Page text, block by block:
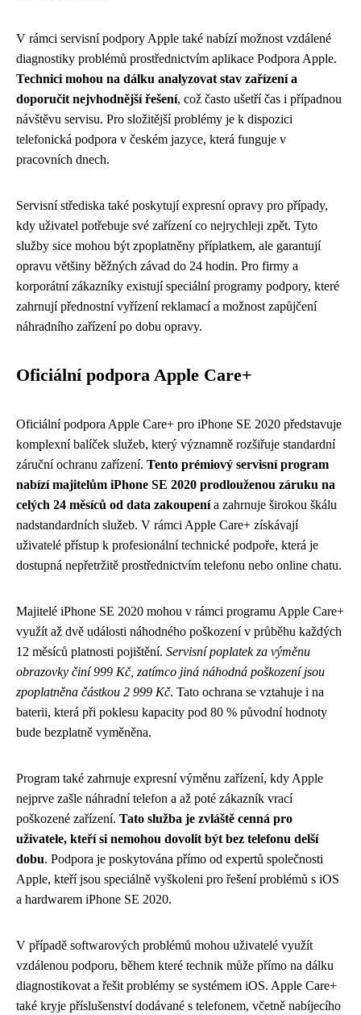
V rámci servisní podpory Apple také nabízí možnost vzdálené
diagnostiky problémů prostřednictvím aplikace Podpora Apple.
Technici mohou na dálku analyzovat stav zařízení a
doporučit nejvhodnější řešení, což často ušetří čas i případnou
návštěvu servisu. Pro složitější problémy je k dispozici
telefonická podpora v českém jazyce, která funguje v
pracovních dnech.
Servisní střediska také poskytují expresní opravy pro případy,
kdy uživatel potřebuje své zařízení co nejrychleji zpět. Tyto
služby sice mohou být zpoplatněny příplatkem, ale garantují
opravu většiny běžných závad do 24 hodin. Pro firmy a
korporátní zákazníky existují speciální programy podpory, které
zahrnují přednostní vyřízení reklamací a možnost zapůjčení
náhradního zařízení po dobu opravy.
Oficiální podpora Apple Care+
Oficiální podpora Apple Care+ pro iPhone SE 2020 představuje
komplexní balíček služeb, který významně rozšiřuje standardní
záruční ochranu zařízení. Tento prémiový servisní program
nabízí majitelům iPhone SE 2020 prodlouženou záruku na
celých 24 měsíců od data zakoupenía zahrnuje širokou škálu
nadstandardních služeb. V rámci Apple Care+ získávají
uživatelé přístup k profesionální technické podpoře, která je
dostupná nepřetržitě prostřednictvím telefonu nebo online chatu.
Majitelé iPhone SE 2020 mohou v rámci programu Apple Care+
využít až dvě události náhodného poškození v průběhu každých
12 měsíců platnosti pojištění. Servisní poplatek za výměnu
obrazovky činí 999 Kč, zatímco jiná náhodná poškození jsou
zpoplatněna částkou 2 999 Kč. Tato ochrana se vztahuje i na
baterii, která při poklesu kapacity pod 80 % původní hodnoty
bude bezplatně vyměněna.
Program také zahrnuje expresní výměnu zařízení, kdy Apple
nejprve zašle náhradní telefon a až poté zákazník vrací
poškozené zařízení. Tato služba je zvláště cenná pro
uživatele, kteří si nemohou dovolit být bez telefonu delší
dobu. Podpora je poskytována přímo od expertů společnosti
Apple, kteří jsou speciálně vyškoleni pro řešení problémů s iOS
a hardwarem iPhone SE 2020.
V případě softwarových problémů mohou uživatelé využít
vzdálenou podporu, během které technik může přímo na dálku
diagnostikovat a řešit problémy se systémem iOS. Apple Care+
také kryje příslušenství dodávané s telefonem, včetně nabíjecího